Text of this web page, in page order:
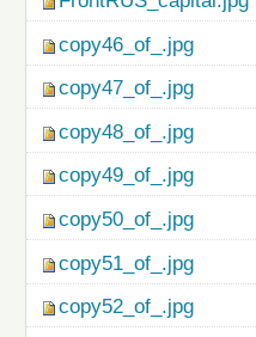
copy46_of_.jpg
copy47_of_.jpg
copy48_of_.jpg
copy49_of_.jpg
copy50_of_.jpg
copy51_of_.jpg
copy52_of_.jpg